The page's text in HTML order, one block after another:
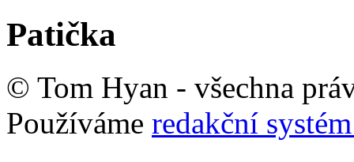
Patička
© Tom Hyan - všechna
Používáme redakční